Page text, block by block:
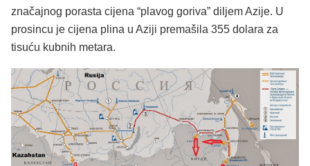
značajnog porasta cijena “plavog goriva” diljem Azije. U
prosincu je cijena plina u Aziji premašila 355 dolara za
tisuću kubnih metara.